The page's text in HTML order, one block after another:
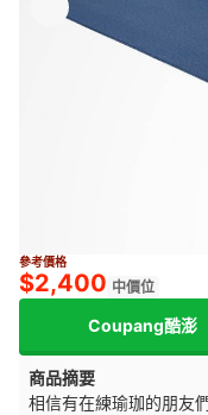
參考價格
$2,400 中價位
Coupang酷澎
商品摘要
相信有在練瑜珈的朋友